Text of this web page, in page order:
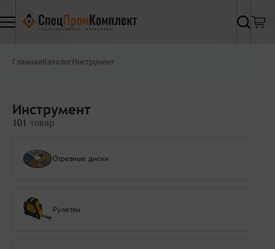
Найти
ГлавнаяКаталогИнструмент
Инструмент
101 товар
Отрезные диски
Рулетки